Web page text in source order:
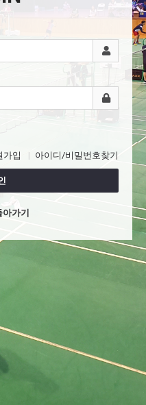
가입 아이디/비밀번호찾기
가기